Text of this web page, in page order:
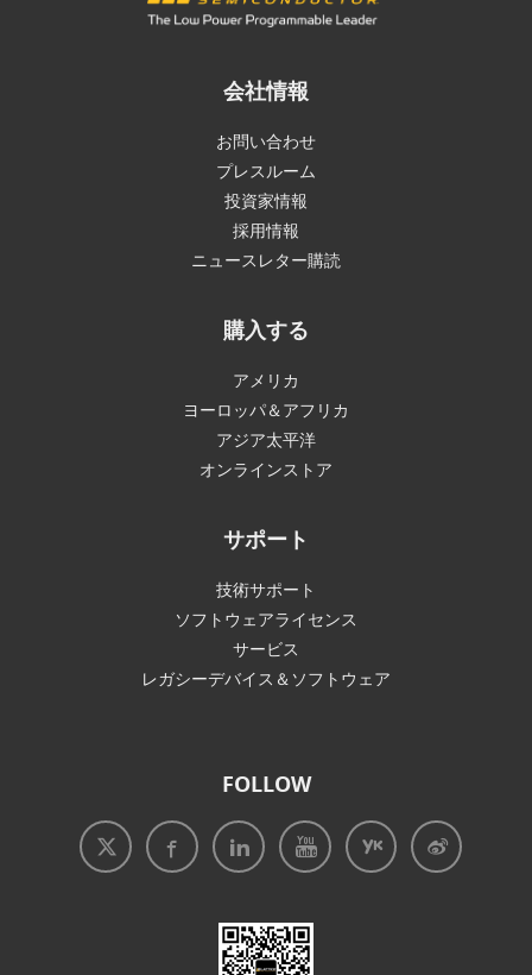
会社情報
お問い合わせ
プレスルーム
投資家情報
採用情報
ニュースレター購読
購入する
アメリカ
ヨーロッパ＆アフリカ
アジア太平洋
オンラインストア
サポート
技術サポート
ソフトウェアライセンス
サービス
レガシーデバイス＆ソフトウェア
FOLLOW